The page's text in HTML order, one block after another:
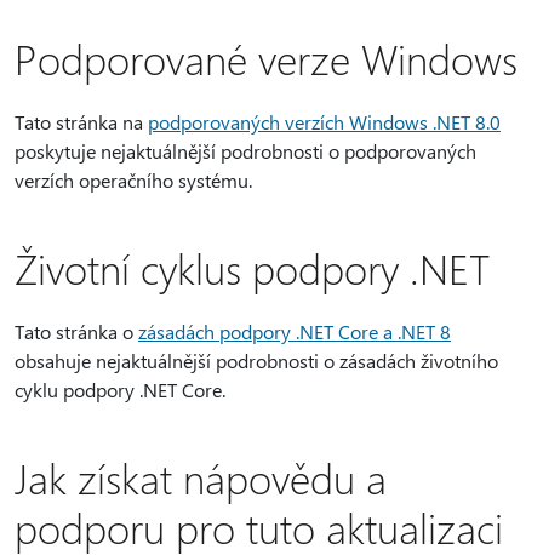
Podporované verze Windows
Tato stránka na podporovaných verzích Windows .NET 8.0
poskytuje nejaktuálnější podrobnosti o podporovaných
verzích operačního systému.
Životní cyklus podpory .NET
Tato stránka ozásadách podpory .NET Core a .NET 8
obsahuje nejaktuálnější podrobnosti o zásadách životního
cyklu podpory .NET Core.
Jak získat nápovědu a
podporu pro tuto aktualizaci